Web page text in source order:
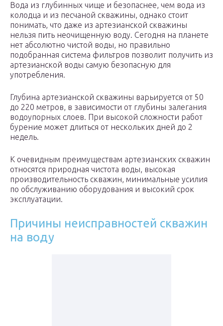
Вода из глубинных чище и безопаснее, чем вода из
колодца и из песчаной скважины, однако стоит
понимать, что даже из артезианской скважины
нельзя пить неочищенную воду. Сегодня на планете
нет абсолютно чистой воды, но правильно
подобранная система фильтров позволит получить из
артезианской воды самую безопасную для
употребления.
Глубина артезианской скважины варьируется от 50
до 220 метров, в зависимости от глубины залегания
водоупорных слоев. При высокой сложности работ
бурение может длиться от нескольких дней до 2
недель.
К очевидным преимуществам артезианских скважин
относятся природная чистота воды, высокая
производительность скважин, минимальные усилия
по обслуживанию оборудования и высокий срок
эксплуатации.
Причины неисправностей скважин
на воду